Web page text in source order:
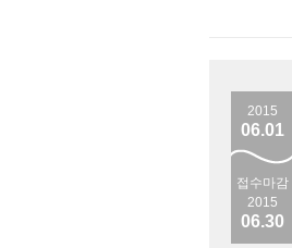
2015
06.01
접수마감
2015
06.30